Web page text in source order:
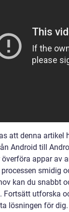
att denna artikel
Android till
överföra appar av
smidig
kan du snabbt
Fortsätt utforska
lösningen för dig.